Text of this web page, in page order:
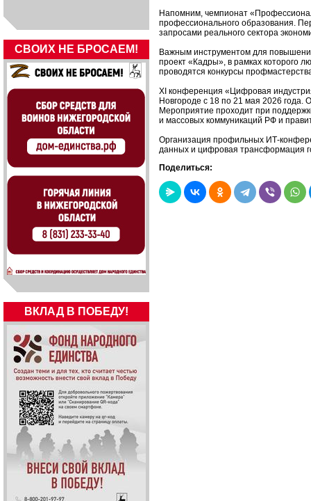
СВОИХ НЕ БРОСАЕМ!
ВКЛАД В ПОБЕДУ!
Напомним, чемпионат
профессионального образования.
запросами реального сектора
Важным инструментом для
проект «Кадры», в рамках которого
проводятся конкурсы
XI конференция «Цифровая
Новгороде с 18 по 21 мая 2026
Мероприятие проходит при
и массовых коммуникаций РФ и
Организация профильных ИТ-
данных и цифровая трансформация
Поделиться: